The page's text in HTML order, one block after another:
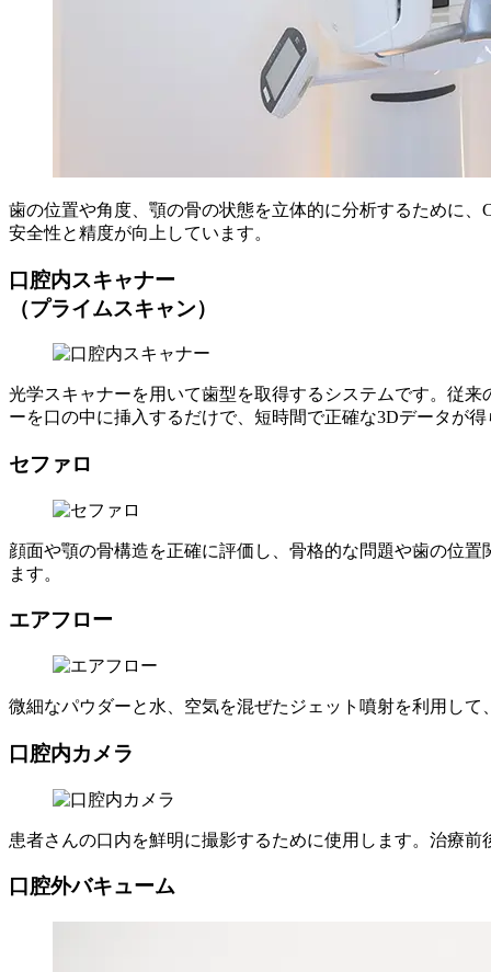
歯の位置や角度、顎の骨の状態を立体的に分析するために
安全性と精度が向上しています。
口腔内スキャナー
（プライムスキャン）
光学スキャナーを用いて歯型を取得するシステムです。従
ーを口の中に挿入するだけで、短時間で正確な3Dデータが
セファロ
顔面や顎の骨構造を正確に評価し、骨格的な問題や歯の位
ます。
エアフロー
微細なパウダーと水、空気を混ぜたジェット噴射を利用し
口腔内カメラ
患者さんの口内を鮮明に撮影するために使用します。治療
口腔外バキューム